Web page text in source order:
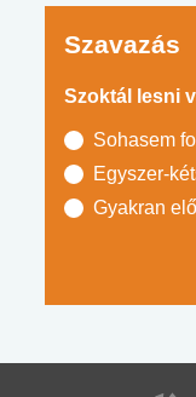
Szavazás
Szoktál lesni
Sohasem
Egyszer-
Gyakran